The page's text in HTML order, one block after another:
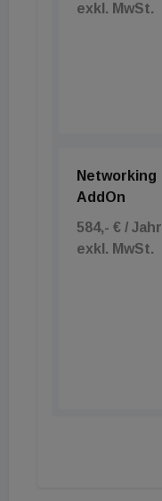
exkl. MwSt.
Networking
AddOn
584,- € / Jahr
exkl. MwSt.